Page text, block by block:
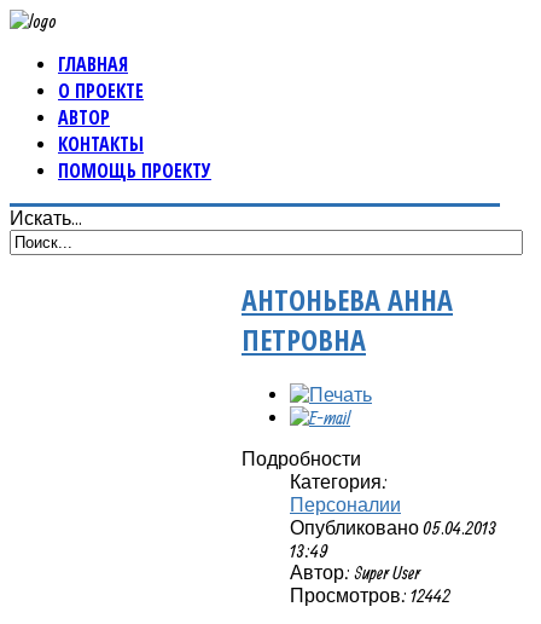
ГЛАВНАЯ
О ПРОЕКТЕ
АВТОР
КОНТАКТЫ
ПОМОЩЬ ПРОЕКТУ
Искать...
АНТОНЬЕВА АННА
ПЕТРОВНА
Подробности
Категория:
Персоналии
Опубликовано 05.04.2013
13:49
Автор: Super User
Просмотров: 12442